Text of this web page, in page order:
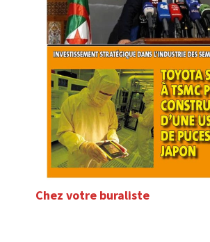
Chez votre buraliste